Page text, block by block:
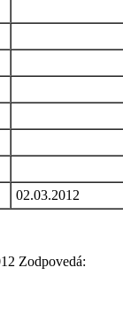
02.03.2012
Zodpovedá: